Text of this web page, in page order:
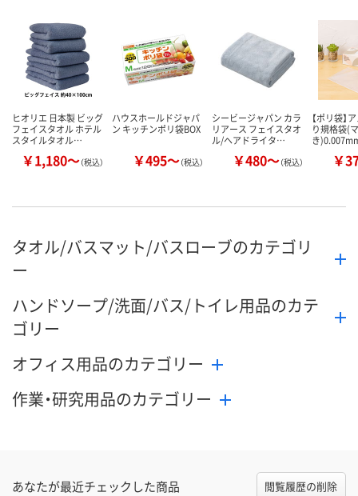
した
カゴへ
ヒオリエ 日本製 ビッグ
フェイスタオル ホテル
スタイルタオル…
￥1,180～（税込）
ハウスホールドジャパ
ン キッチンポリ袋BOX
￥495～（税込）
シービージャパン カラ
リアース フェイスタオ
ル/ヘアドライタ…
￥480～（税込）
【ポリ袋】
り規格袋(
き
￥
タオル/バスマット/バスローブのカテゴリ
ー
ハンドソープ/洗面/バス/トイレ用品のカテ
ゴリー
オフィス用品のカテゴリー
作業・研究用品のカテゴリー
あなたが最近チェックした商品 閲覧履歴の削除